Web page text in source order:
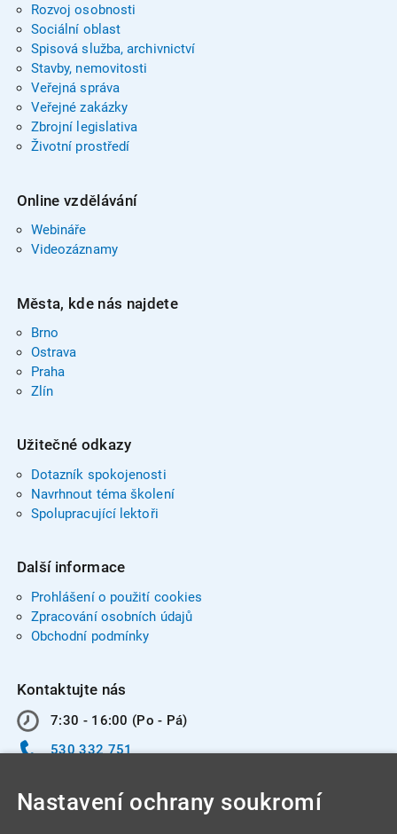
Rozvoj osobnosti
Sociální oblast
Spisová služba, archivnictví
Stavby, nemovitosti
Veřejná správa
Veřejné zakázky
Zbrojní legislativa
Životní prostředí
Online vzdělávání
Webináře
Videozáznamy
Města, kde nás najdete
Brno
Ostrava
Praha
Zlín
Užitečné odkazy
Dotazník spokojenosti
Navrhnout téma školení
Spolupracující lektoři
Další informace
Prohlášení o použití cookies
Zpracování osobních údajů
Obchodní podmínky
Kontaktujte nás
7:30 - 16:00 (Po - Pá)
530 332 751
Nastavení ochrany soukromí